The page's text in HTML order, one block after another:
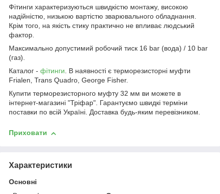
Фітинги характеризуються швидкістю монтажу, високою
надійністю, низькою вартістю зварювального обладнання.
Крім того, на якість стику практично не впливає людський
фактор.
Максимально допустимий робочий тиск 16 bar (вода) / 10 bar
(газ).
Каталог - фітинги. В наявності є терморезисторні муфти
Frialen, Trans Quadro, George Fisher.
Купити терморезисторного муфту 32 мм ви можете в
інтернет-магазині "Тріфар". Гарантуємо швидкі терміни
поставки по всій Україні. Доставка будь-яким перевізником.
Приховати
Характеристики
Основні